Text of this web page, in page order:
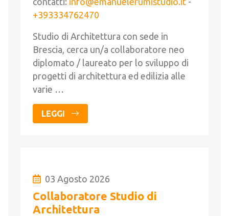
+393334762470
Studio di Architettura con sede in
Brescia, cerca un/a collaboratore neo
diplomato / laureato per lo sviluppo di
progetti di architettura ed edilizia alle
varie …
LEGGI
03 Agosto 2026
Collaboratore Studio di
Architettura